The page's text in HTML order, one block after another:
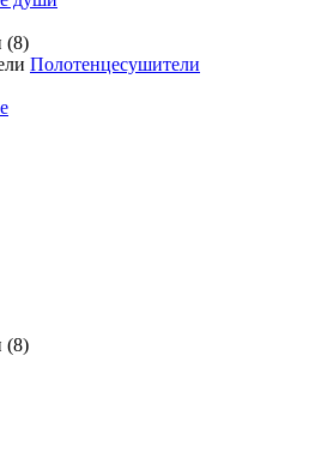
(8)
Полотенцесушители
(8)